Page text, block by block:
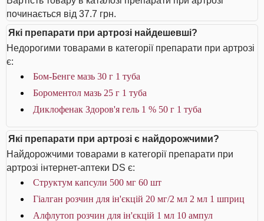
починається від 37.7 грн.
Які препарати при артрозі найдешевші?
Недорогими товарами в категорії препарати при артрозі
є:
Бом-Бенге мазь 30 г 1 туба
Бороментол мазь 25 г 1 туба
Диклофенак Здоров'я гель 1 % 50 г 1 туба
Які препарати при артрозі є найдорожчими?
Найдорожчими товарами в категорії препарати при
артрозі інтернет-аптеки DS є:
Структум капсули 500 мг 60 шт
Гіалган розчин для ін'єкцій 20 мг/2 мл 2 мл 1 шприц
Алфлутоп розчин для ін'єкцій 1 мл 10 ампул